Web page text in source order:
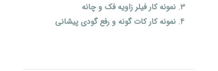
نمونه کار فیلر زاویه فک و چانه
نمونه کار کات گونه و رفع گودی پیشانی